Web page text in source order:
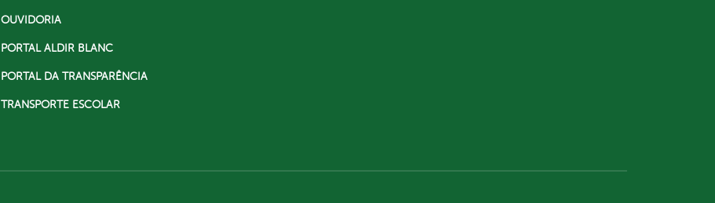
OUVIDORIA
PORTAL ALDIR BLANC
PORTAL DA TRANSPARÊNCIA
TRANSPORTE ESCOLAR